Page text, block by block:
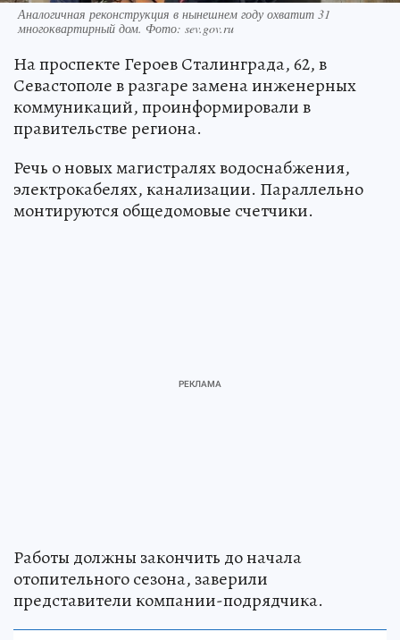
Аналогичная реконструкция в нынешнем году охватит 31
многоквартирный дом. Фото: sev.gov.ru
На проспекте Героев Сталинграда, 62, в
Севастополе в разгаре замена инженерных
коммуникаций, проинформировали в
правительстве региона.
Речь о новых магистралях водоснабжения,
электрокабелях, канализации. Параллельно
монтируются общедомовые счетчики.
Работы должны закончить до начала
отопительного сезона, заверили
представители компании-подрядчика.